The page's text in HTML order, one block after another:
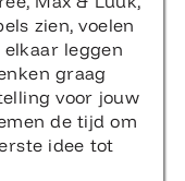
zien, voelen
leggen
graag
voor jouw
de tijd om
idee tot